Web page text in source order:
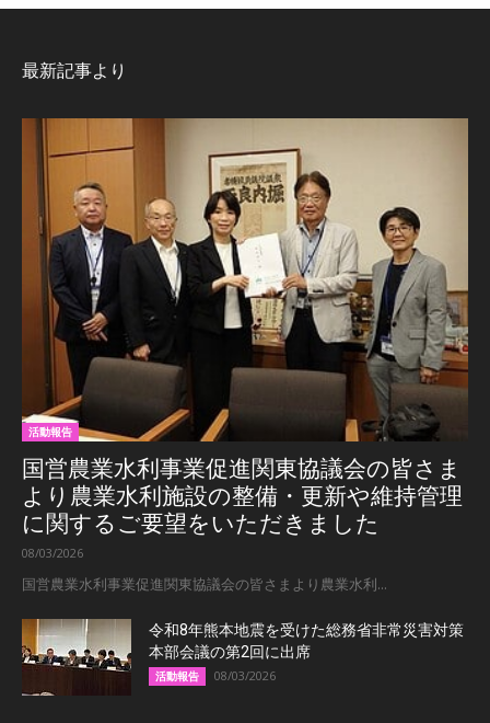
最新記事より
活動報告
国営農業水利事業促進関東協議会の皆さま
より農業水利施設の整備・更新や維持管理
に関するご要望をいただきました
08/03/2026
国営農業水利事業促進関東協議会の皆さまより農業水利...
令和8年熊本地震を受けた総務省非常災害対策
本部会議の第2回に出席
活動報告 08/03/2026